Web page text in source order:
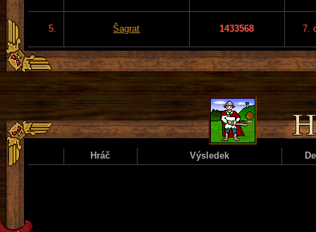
5. Šagrat 1433568 7.
Hráč Výsledek